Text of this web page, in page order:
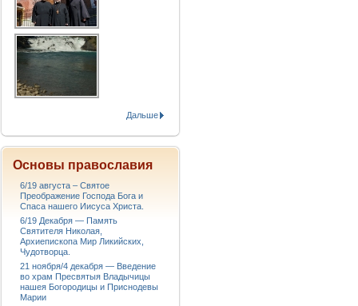
Дальше
Основы православия
6/19 августа – Святое
Преображение Господа Бога и
Спаса нашего Иисуса Христа.
6/19 Декабря — Память
Святителя Николая,
Архиепископа Мир Ликийских,
Чудотворца.
21 ноября/4 декабря — Введение
во храм Пресвятыя Владычицы
нашея Богородицы и Приснодевы
Марии